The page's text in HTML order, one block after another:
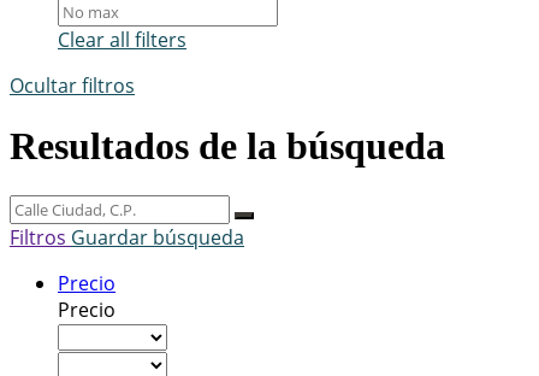
Clear all filters
Ocultar filtros
Resultados de la búsqueda
Filtros Guardar búsqueda
Precio
Precio